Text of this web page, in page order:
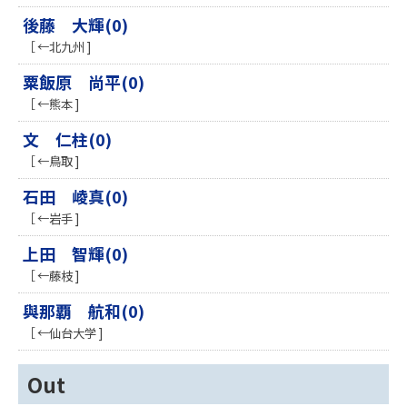
後藤 大輝(0)
［ ←北九州 ]
粟飯原 尚平(0)
［ ←熊本 ]
文 仁柱(0)
［ ←鳥取 ]
石田 崚真(0)
［ ←岩手 ]
上田 智輝(0)
［ ←藤枝 ]
與那覇 航和(0)
［ ←仙台大学 ]
Out